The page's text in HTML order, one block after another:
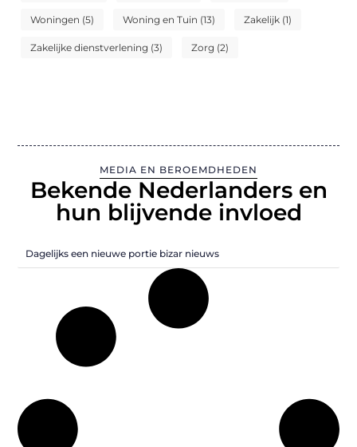
Woningen (5) Woning en Tuin (13) Zakelijk (1)
Zakelijke dienstverlening (3) Zorg (2)
MEDIA EN BEROEMDHEDEN
Bekende Nederlanders en
hun blijvende invloed
Dagelijks een nieuwe portie bizar nieuws